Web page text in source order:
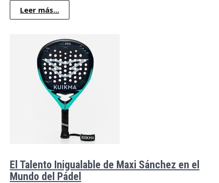
Leer más...
El Talento Inigualable de Maxi Sánchez en el
Mundo del Pádel